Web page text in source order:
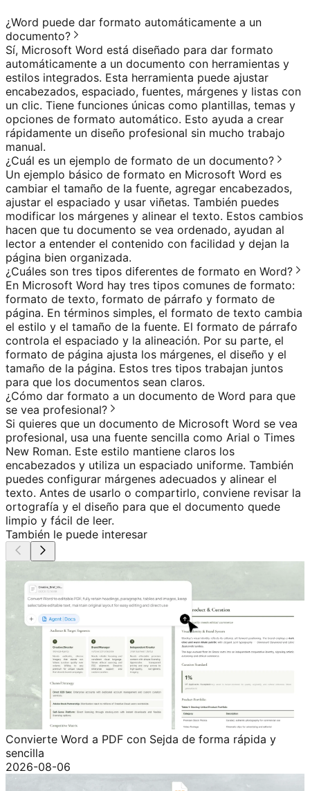
¿Word puede dar formato automáticamente a un
documento?
Sí, Microsoft Word está diseñado para dar formato
automáticamente a un documento con herramientas y
estilos integrados. Esta herramienta puede ajustar
encabezados, espaciado, fuentes, márgenes y listas con
un clic. Tiene funciones únicas como plantillas, temas y
opciones de formato automático. Esto ayuda a crear
rápidamente un diseño profesional sin mucho trabajo
manual.
¿Cuál es un ejemplo de formato de un documento?
Un ejemplo básico de formato en Microsoft Word es
cambiar el tamaño de la fuente, agregar encabezados,
ajustar el espaciado y usar viñetas. También puedes
modificar los márgenes y alinear el texto. Estos cambios
hacen que tu documento se vea ordenado, ayudan al
lector a entender el contenido con facilidad y dejan la
página bien organizada.
¿Cuáles son tres tipos diferentes de formato en Word?
En Microsoft Word hay tres tipos comunes de formato:
formato de texto, formato de párrafo y formato de
página. En términos simples, el formato de texto cambia
el estilo y el tamaño de la fuente. El formato de párrafo
controla el espaciado y la alineación. Por su parte, el
formato de página ajusta los márgenes, el diseño y el
tamaño de la página. Estos tres tipos trabajan juntos
para que los documentos sean claros.
¿Cómo dar formato a un documento de Word para que
se vea profesional?
Si quieres que un documento de Microsoft Word se vea
profesional, usa una fuente sencilla como Arial o Times
New Roman. Este estilo mantiene claros los
encabezados y utiliza un espaciado uniforme. También
puedes configurar márgenes adecuados y alinear el
texto. Antes de usarlo o compartirlo, conviene revisar la
ortografía y el diseño para que el documento quede
limpio y fácil de leer.
También le puede interesar
Convierte Word a PDF con Sejda de forma rápida y
sencilla
2026-08-06